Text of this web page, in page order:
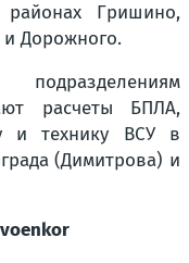
районах Гришино,
и Дорожного.
расчеты БПЛА,
и технику ВСУ в
(Димитрова) и